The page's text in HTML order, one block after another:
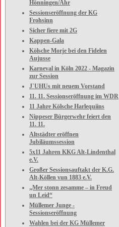
Hönningen/Ahr
Sessionseröffnung der KG
Frohsinn
Sicher fiere mit 2G
Kappen-Gala
Kölsche Morje bei den Fidelen
Aujusse
Karneval in Köln 2022 - Magazin
zur Session
J`UHUs mit neuem Vorstand
11. 11. Sessionseröffnung im WDR
11 Jahre Kölsche Harlequiins
Nippeser Bürgerwehr feiert den
11. 11.
Altstädter eröffnen
Jubiläumssession
5x11 Jahren KKG Alt-Lindenthal
e.V.
Großer Sessionsauftakt der K.G.
Alt-Köllen vun 1883 e.V.
„Mer stonn zesamme – in Freud
un Leid“
Müllemer Junge -
Sessionseröffnung
Wahlen bei der KG Müllemer